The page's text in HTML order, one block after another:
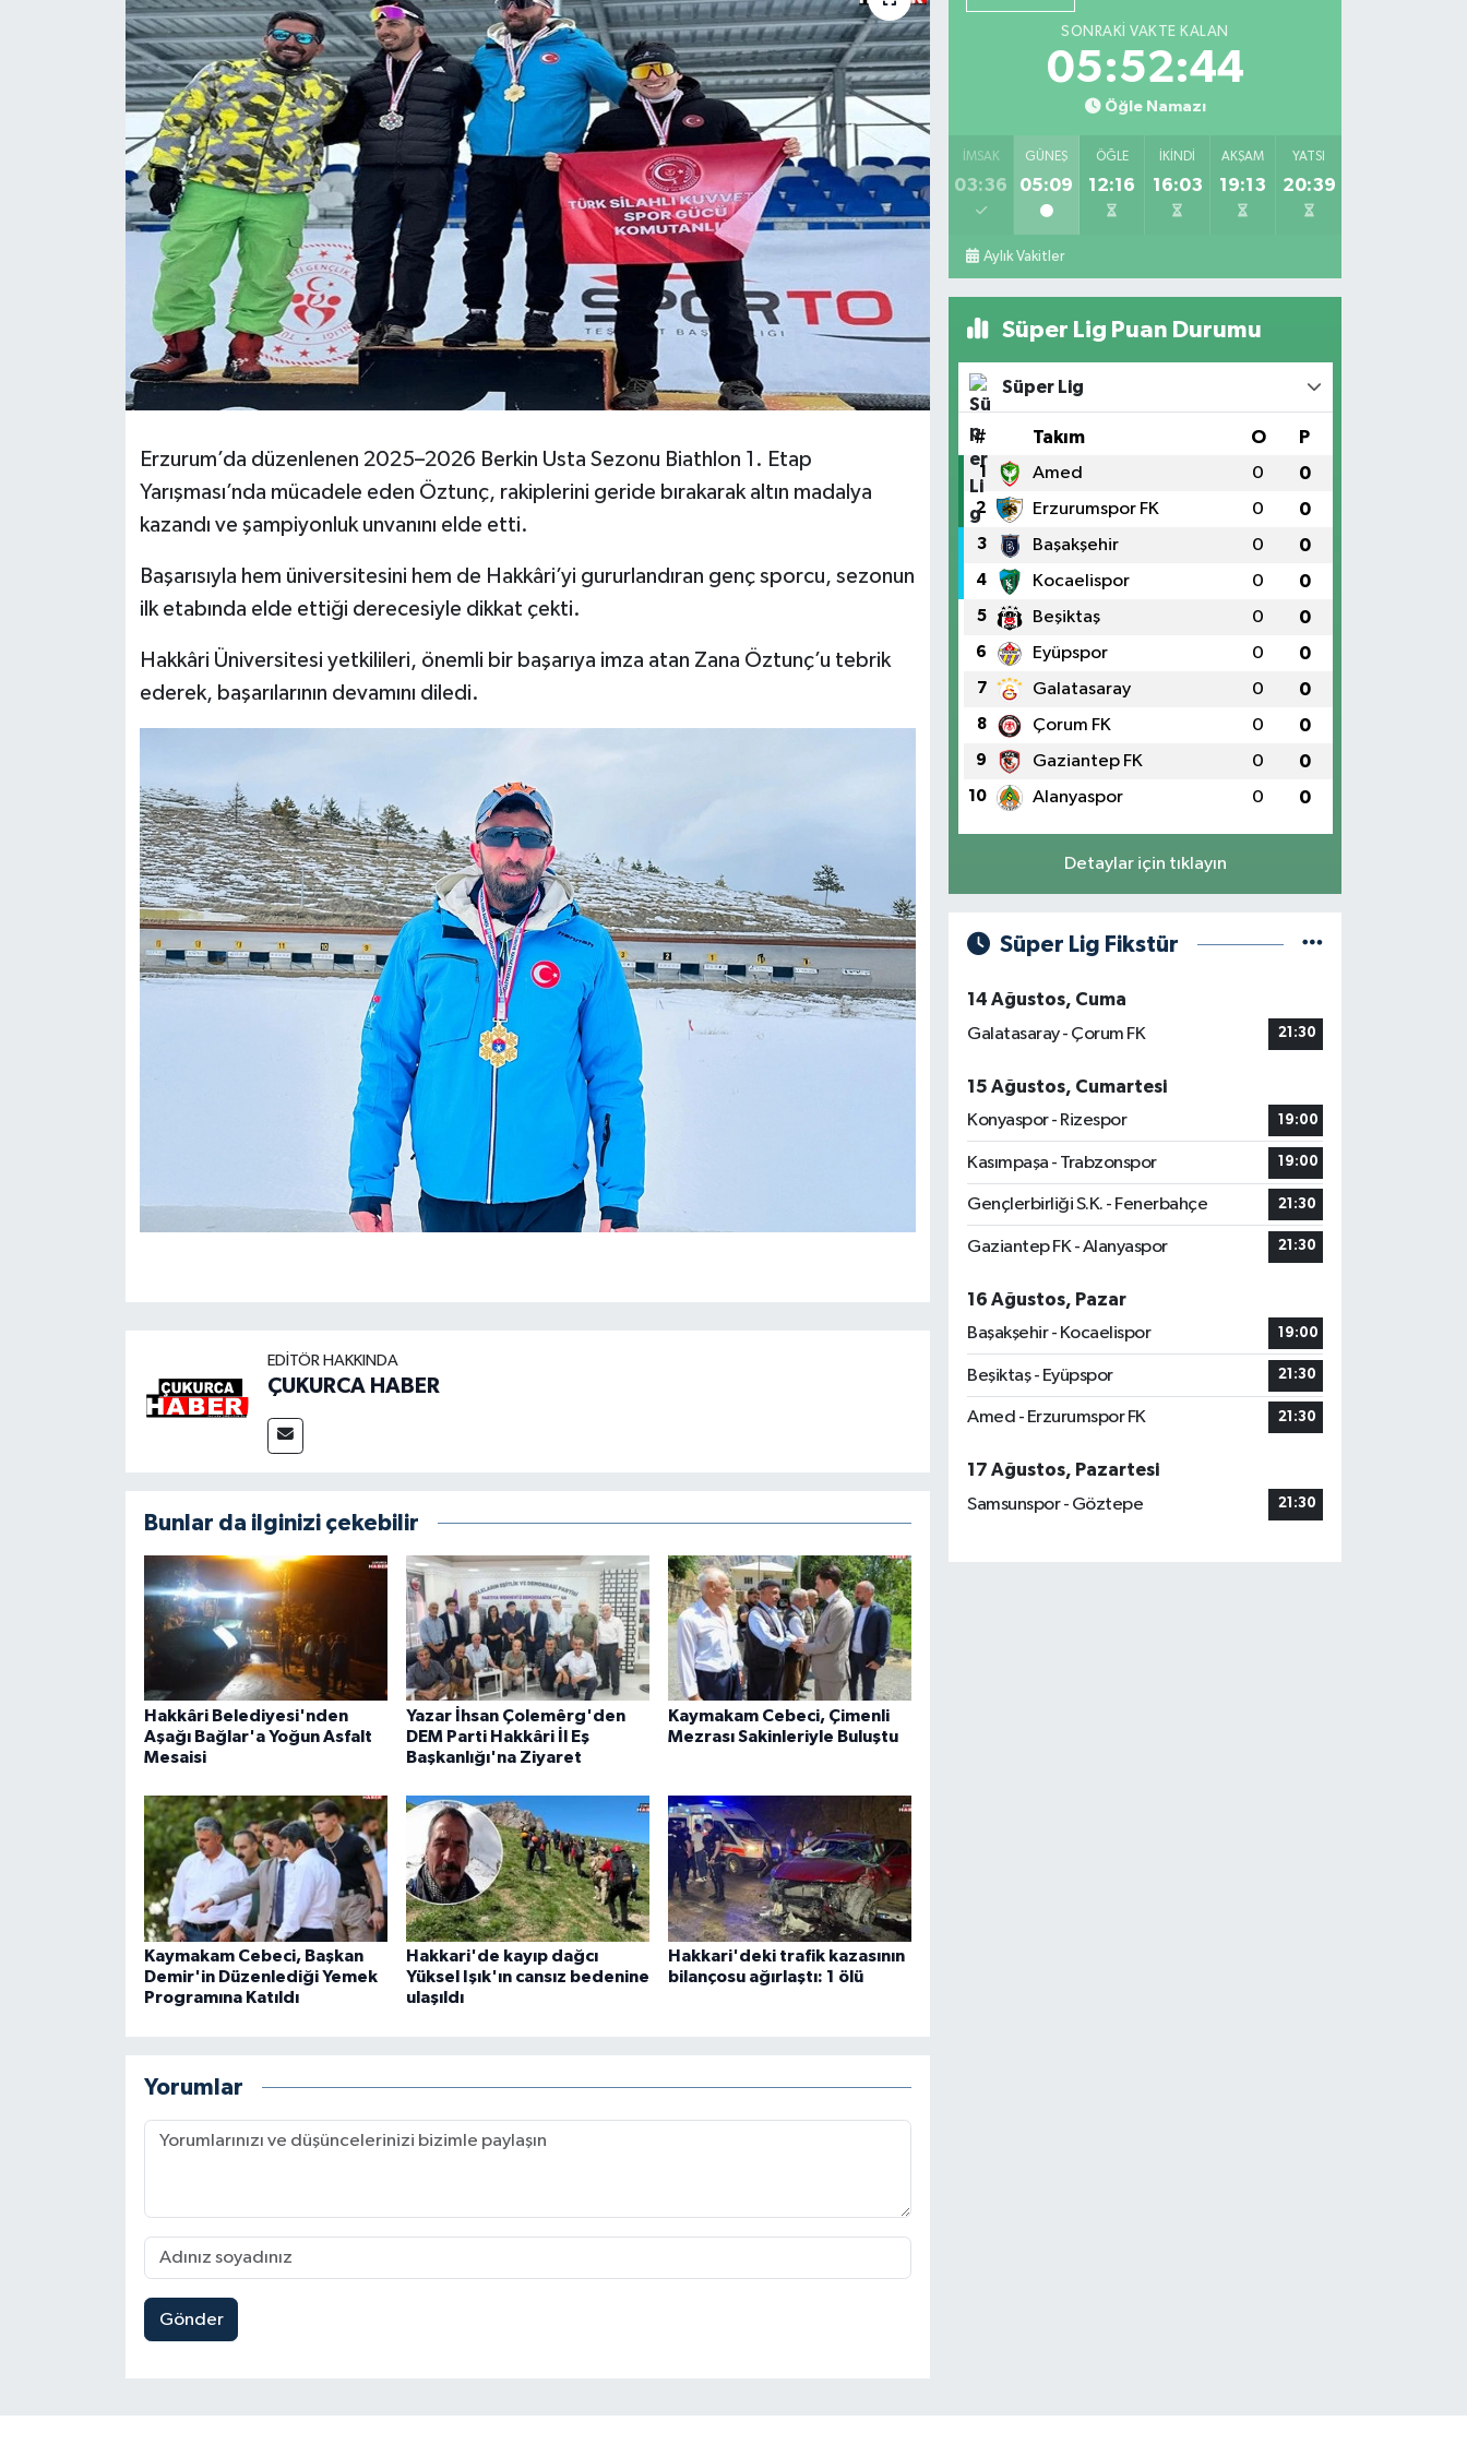
Erzurum’da düzenlenen 2025–2026 Berkin Usta Sezonu Biathlon 1. Etap
Yarışması’nda mücadele eden Öztunç, rakiplerini geride bırakarak altın madalya
kazandı ve şampiyonluk unvanını elde etti.
Başarısıyla hem üniversitesini hem de Hakkâri’yi gururlandıran genç sporcu, sezonun
ilk etabında elde ettiği derecesiyle dikkat çekti.
Hakkâri Üniversitesi yetkilileri, önemli bir başarıya imza atan Zana Öztunç’u tebrik
ederek, başarılarının devamını diledi.
EDITÖR HAKKINDA
ÇUKURCA HABER
Bunlar da ilginizi çekebilir
Hakkâri Belediyesi'nden
Aşağı Bağlar'a Yoğun Asfalt
Mesaisi
Yazar İhsan Çolemêrg'den
DEM Parti Hakkâri İl Eş
Başkanlığı'na Ziyaret
Kaymakam Cebeci, Çimenli
Mezrası Sakinleriyle Buluştu
Kaymakam Cebeci, Başkan
Demir'in Düzenlediği Yemek
Programına Katıldı
Hakkari'de kayıp dağcı
Yüksel Işık'ın cansız bedenine
ulaşıldı
Hakkari'deki trafik kazasının
bilançosu ağırlaştı: 1 ölü
Yorumlar
Gönder
SONRAKI VAKTE KALAN
05:52:43
Öğle Namazı
İMSAK
03:36
GÜNEŞ
05:09
ÖĞLE
12:16
İKINDI
16:03
AKŞAM
19:13
YATSI
20:39
Aylık Vakitler
Süper Lig Puan Durumu
Süper Lig
# Takım O P
1 Amed 0 0
2 Erzurumspor FK 0 0
3 Başakşehir 0 0
4 Kocaelispor 0 0
5 Beşiktaş 0 0
6 Eyüpspor 0 0
7 Galatasaray 0 0
8 Çorum FK 0 0
9 Gaziantep FK 0 0
10 Alanyaspor 0 0
Detaylar için tıklayın
Süper Lig Fikstür
14 Ağustos, Cuma
Galatasaray - Çorum FK
21:30
15 Ağustos, Cumartesi
Konyaspor - Rizespor
19:00
Kasımpaşa - Trabzonspor 19:00
Gençlerbirliği S.K. - Fenerbahçe 21:30
Gaziantep FK - Alanyaspor 21:30
16 Ağustos, Pazar
Başakşehir - Kocaelispor
19:00
Beşiktaş - Eyüpspor 21:30
Amed - Erzurumspor FK 21:30
17 Ağustos, Pazartesi
Samsunspor - Göztepe
21:30
Son Dakika
Teknoloji